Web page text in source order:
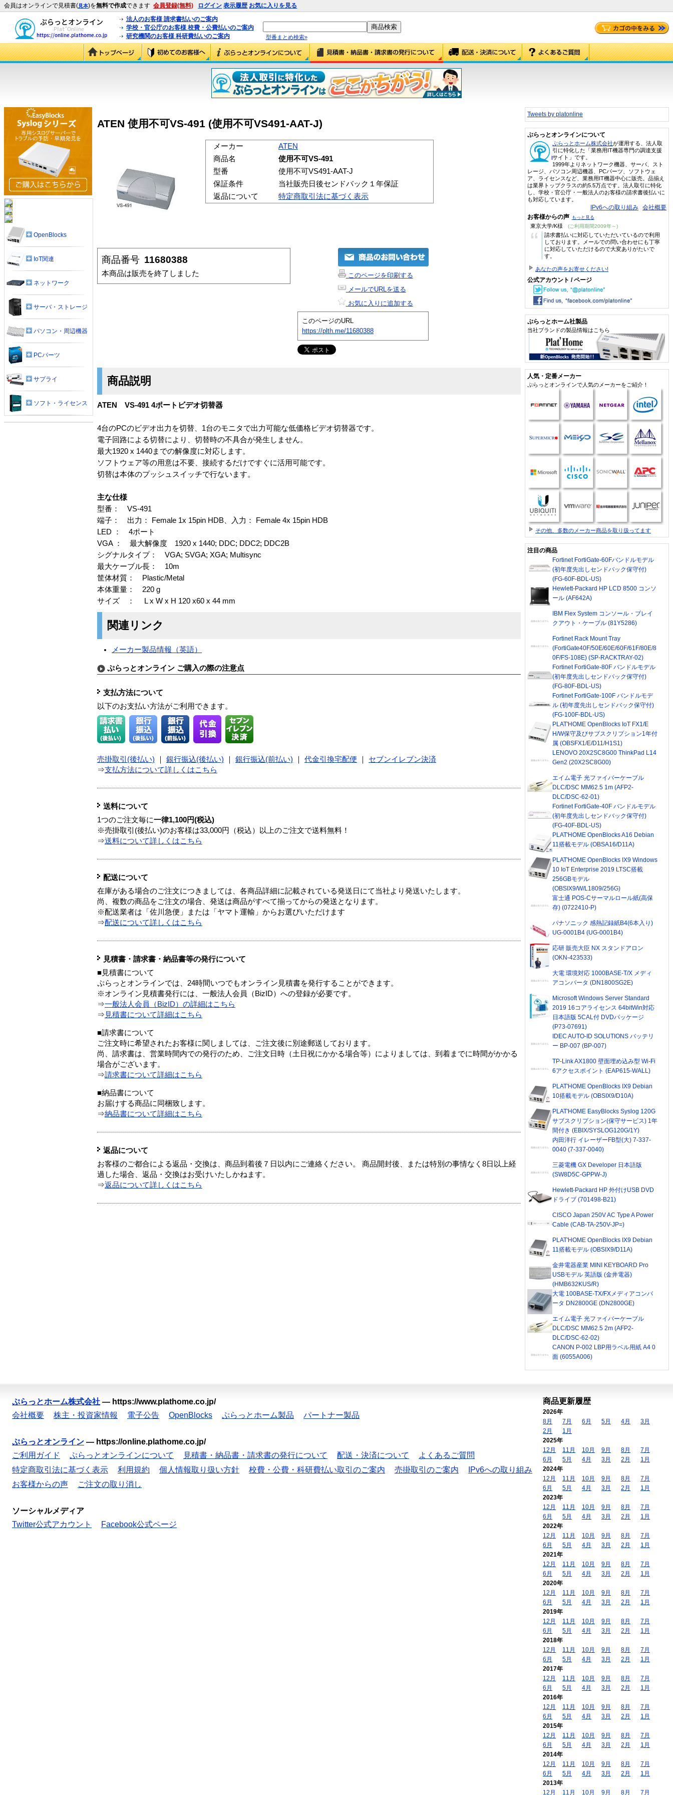
会員はオンラインで見積書(見本)を無料で作成できます 会員登録(無料) ログイン 表示履歴 お気に入りを見る
法人のお客様 請求書払いのご案内
学校・官公庁のお客様 校費・公費払いのご案内
研究機関のお客様 科研費払いのご案内
型番まとめ検索»
ATEN 使用不可VS-491 (使用不可VS491-AAT-J)
メーカー
ATEN
商品名
使用不可VS-491
型番
使用不可VS491-AAT-J
保証条件
当社販売日後センドバック１年保証
返品について
特定商取引法に基づく表示
商品番号 11680388
本商品は販売を終了しました
このページを印刷する
メールでURLを送る
お気に入りに追加する
このページのURL
https://plth.me/11680388
商品説明
ATEN VS-491 4ポートビデオ切替器
4台のPCのビデオ出力を切替、1台のモニタで出力可能な低価格ビデオ切替器です。
電子回路による切替により、切替時の不具合が発生しません。
最大1920 x 1440までの解像度に対応します。
ソフトウェア等の用意は不要、接続するだけですぐに活用可能です。
切替は本体のプッシュスイッチで行ないます。
主な仕様
型番： VS-491
端子： 出力： Female 1x 15pin HDB、入力： Female 4x 15pin HDB
LED ： 4ポート
VGA ： 最大解像度 1920 x 1440; DDC; DDC2; DDC2B
シグナルタイプ： VGA; SVGA; XGA; Multisync
最大ケーブル長： 10m
筐体材質： Plastic/Metal
本体重量： 220 g
サイズ ： L x W x H 120 x60 x 44 mm
関連リンク
メーカー製品情報（英語）
ぷらっとオンライン ご購入の際の注意点
支払方法について
以下のお支払い方法がご利用できます。
売掛取引(後払い) 銀行振込(後払い) 銀行振込(前払い) 代金引換宅配便
セブンイレブン決済
⇒支払方法について詳しくはこちら
送料について
1つのご注文毎に一律1,100円(税込)
※売掛取引(後払い)のお客様は33,000円（税込）以上のご注文で送料無料！
⇒送料について詳しくはこちら
配送について
在庫がある場合のご注文につきましては、各商品詳細に記載されている発送日にて当社より発送いたします。
尚、複数の商品をご注文の場合、発送は商品がすべて揃ってからの発送となります。
※配送業者は「佐川急便」または「ヤマト運輸」からお選びいただけます
⇒配送について詳しくはこちら
見積書・請求書・納品書等の発行について
■見積書について
ぷらっとオンラインでは、24時間いつでもオンライン見積書を発行することができます。
※オンライン見積書発行には、一般法人会員（BizID）への登録が必要です。
⇒一般法人会員（BizID）の詳細はこちら
⇒ 見積書について詳細はこちら
■請求書について
ご注文時に希望されたお客様に関しましては、ご注文後に別途郵送しております。
尚、請求書は、営業時間内での発行のため、ご注文日時（土日祝にかかる場合等）によりましては、到着までに時間がかかる
場合がございます。
⇒請求書について詳細はこちら
■納品書について
お届けする商品に同梱致します。
⇒納品書について詳細はこちら
返品について
お客様のご都合による返品・交換は、商品到着後７日以内にご連絡ください。 商品開封後、または特別の事情なく8日以上経
過した場合、返品・交換はお受けいたしかねます。
⇒返品について詳しくはこちら
OpenBlocks
IoT関連
ネットワーク
サーバ・ストレージ
パソコン・周辺機器
PCパーツ
サプライ
ソフト・ライセンス
Tweets by platonline
ぷらっとオンラインについて
ぷらっとホーム株式会社が運用する、法人取
引に特化した「業務用IT機器専門の調達支援
サイト」です。
1999年よりネットワーク機器、サーバ、スト
レージ、パソコン周辺機器、PCパーツ、ソフトウェ
ア、ライセンスなど、業務用IT機器中心に販売。品揃え
は業界トップクラスの約5.5万点です。法人取引に特化
し、学校・官公庁・一般法人のお客様の請求書後払いに
も対応しています。
IPv6への取り組み 会社概要
お客様からの声 もっと見る
東京大学/K様 (ご利用期間2009年～)
“
請求書払いに対応していただいているので利用
しております。メールでの問い合わせにも丁寧
に対応していただけるので大変ありがたいで
す。
あなたの声をお寄せください!
公式アカウント / ページ
ぷらっとホーム社製品
当社ブランドの製品情報はこちら
人気・定番メーカー
ぷらっとオンラインで人気のメーカーをご紹介！
その他、多数のメーカー商品を取り扱ってます
注目の商品
Fortinet FortiGate-60Fバンドルモデル
(初年度先出しセンドバック保守付)
(FG-60F-BDL-US)
Hewlett-Packard HP LCD 8500 コンソ
ール (AF642A)
IBM Flex System コンソール・ブレイ
クアウト・ケーブル (81Y5286)
Fortinet Rack Mount Tray
(FortiGate40F/50E/60E/60F/61F/80E/8
0F/FS-108E) (SP-RACKTRAY-02)
Fortinet FortiGate-80F バンドルモデル
(初年度先出しセンドバック保守付)
(FG-80F-BDL-US)
Fortinet FortiGate-100F バンドルモデ
ル (初年度先出しセンドバック保守付)
(FG-100F-BDL-US)
PLAT'HOME OpenBlocks IoT FX1/E
H/W保守及びサブスクリプション1年付
属 (OBSFX1/E/D11/H1S1)
LENOVO 20X2SC8G00 ThinkPad L14
Gen2 (20X2SC8G00)
エイム電子 光ファイバーケーブル
DLC/DSC MM62.5 1m (AFP2-
DLC/DSC-62-01)
Fortinet FortiGate-40F バンドルモデル
(初年度先出しセンドバック保守付)
(FG-40F-BDL-US)
PLAT'HOME OpenBlocks A16 Debian
11搭載モデル (OBSA16/D11A)
PLAT'HOME OpenBlocks IX9 Windows
10 IoT Enterprise 2019 LTSC搭載
256GBモデル
(OBSIX9/W/L1809/256G)
富士通 POS-Cサーマルロール紙(高保
存) (0722410-P)
パナソニック 感熱記録紙B4(6本入り)
UG-0001B4 (UG-0001B4)
応研 販売大臣 NX スタンドアロン
(OKN-423533)
大電 環境対応 1000BASE-T/X メディ
アコンバータ (DN1800SG2E)
Microsoft Windows Server Standard
2019 16コアライセンス 64bitWin対応
日本語版 5CAL付 DVDパッケージ
(P73-07691)
IDEC AUTO-ID SOLUTIONS バッテリ
ー BP-007 (BP-007)
TP-Link AX1800 壁面埋め込み型 Wi-Fi
6アクセスポイント (EAP615-WALL)
PLAT'HOME OpenBlocks IX9 Debian
10搭載モデル (OBSIX9/D10A)
PLAT'HOME EasyBlocks Syslog 120G
サブスクリプション(保守サービス) 1年
間付き (EBIX/SYSLOG120G/1Y)
内田洋行 イレーザーFB型(大) 7-337-
0040 (7-337-0040)
三菱電機 GX Developer 日本語版
(SW8D5C-GPPW-J)
Hewlett-Packard HP 外付けUSB DVD
ドライブ (701498-B21)
CISCO Japan 250V AC Type A Power
Cable (CAB-TA-250V-JP=)
PLAT'HOME OpenBlocks IX9 Debian
11搭載モデル (OBSIX9/D11A)
金井電器産業 MINI KEYBOARD Pro
USBモデル 英語版 (金井電器)
(HMB632KUS/R)
大電 100BASE-TX/FXメディアコンバ
ータ DN2800GE (DN2800GE)
エイム電子 光ファイバーケーブル
DLC/DSC MM62.5 2m (AFP2-
DLC/DSC-62-02)
CANON P-002 LBP用ラベル用紙 A4 0
面 (6055A006)
ぷらっとホーム株式会社 — https://www.plathome.co.jp/
会社概要
株主・投資家情報 電子公告 OpenBlocks ぷらっとホーム製品 パートナー製品
ぷらっとオンライン — https://online.plathome.co.jp/
ご利用ガイド
ぷらっとオンラインについて 見積書・納品書・請求書の発行について 配送・決済について
よくあるご質問
特定商取引法に基づく表示
利用規約 個人情報取り扱い方針 校費・公費・科研費払い取引のご案内 売掛取引のご案内
IPv6への取り組み
お客様からの声
ご注文の取り消し
ソーシャルメディア
Twitter公式アカウント
Facebook公式ページ
商品更新履歴
2026年
8月
7月 6月 5月 4月
3月
2月
1月
2025年
12月
11月 10月 9月 8月
7月
6月
5月 4月 3月 2月
1月
2024年
12月
11月 10月 9月 8月
7月
6月
5月 4月 3月 2月
1月
2023年
12月
11月 10月 9月 8月
7月
6月
5月 4月 3月 2月
1月
2022年
12月
11月 10月 9月 8月
7月
6月
5月 4月 3月 2月
1月
2021年
12月
11月 10月 9月 8月
7月
6月
5月 4月 3月 2月
1月
2020年
12月
11月 10月 9月 8月
7月
6月
5月 4月 3月 2月
1月
2019年
12月
11月 10月 9月 8月
7月
6月
5月 4月 3月 2月
1月
2018年
12月
11月 10月 9月 8月
7月
6月
5月 4月 3月 2月
1月
2017年
12月
11月 10月 9月 8月
7月
6月
5月 4月 3月 2月
1月
2016年
12月
11月 10月 9月 8月
7月
6月
5月 4月 3月 2月
1月
2015年
12月
11月 10月 9月 8月
7月
6月
5月 4月 3月 2月
1月
2014年
12月
11月 10月 9月 8月
7月
6月
5月 4月 3月 2月
1月
2013年
12月
11月 10月 9月 8月 7月